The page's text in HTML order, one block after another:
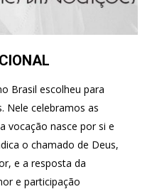
Brasil escolheu para
Nele celebramos as
vocação nasce por si e
o chamado de Deus,
e a resposta da
e participação